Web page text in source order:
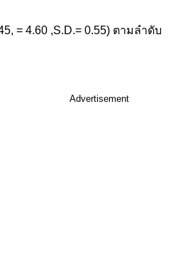
= 4.60 ,S.D.= 0.55) ตามลำดับ
Advertisement